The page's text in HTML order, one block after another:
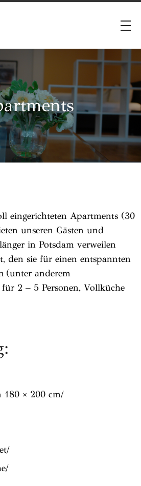
eingerichteten Apartments (30
unseren Gästen und
in Potsdam verweilen
den sie für einen entspannten
(unter anderem
2 – 5 Personen, Vollküche
180 × 200 cm/